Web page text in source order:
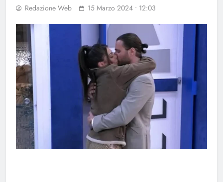
Redazione Web 15 Marzo 2024 • 12:03